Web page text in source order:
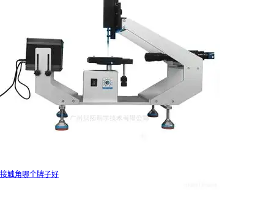
接触角哪个牌子好